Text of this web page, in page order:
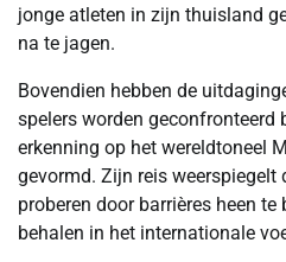
jonge atleten in zijn thuisland
na te jagen.
Bovendien hebben de
spelers worden geconfronteerd
erkenning op het wereldtoneel
gevormd. Zijn reis weerspiegelt
proberen door barrières heen te
behalen in het internationale